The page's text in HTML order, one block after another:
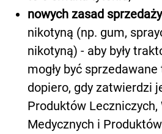
nowych zasad sprzedaży
nikotyną (np. gum,
nikotyną) - aby były
mogły być
dopiero, gdy zatwierdzi
Produktów Leczniczych,
Medycznych i